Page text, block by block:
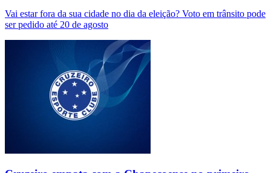
Vai estar fora da sua cidade no dia da eleição? Voto em trânsito pode
ser pedido até 20 de agosto